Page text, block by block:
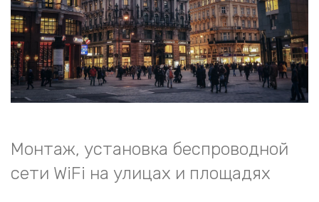
Монтаж, установка беспроводной
сети WiFi на улицах и площадях